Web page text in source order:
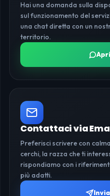
Hai una domanda sulla
sul funzionamento del
una chat diretta con un
territorio.
Contattaci via
Preferisci scrivere con
cerchi, la razza che ti
rispondiamo con i
più adatti.